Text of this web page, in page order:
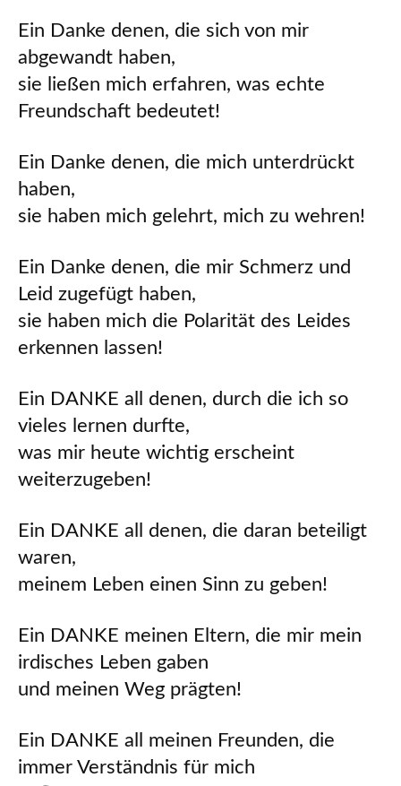
Ein Danke denen, die sich von mir
abgewandt haben,
sie ließen mich erfahren, was echte
Freundschaft bedeutet!
Ein Danke denen, die mich unterdrückt
haben,
sie haben mich gelehrt, mich zu wehren!
Ein Danke denen, die mir Schmerz und
Leid zugefügt haben,
sie haben mich die Polarität des Leides
erkennen lassen!
Ein DANKE all denen, durch die ich so
vieles lernen durfte,
was mir heute wichtig erscheint
weiterzugeben!
Ein DANKE all denen, die daran beteiligt
waren,
meinem Leben einen Sinn zu geben!
Ein DANKE meinen Eltern, die mir mein
irdisches Leben gaben
und meinen Weg prägten!
Ein DANKE all meinen Freunden, die
immer Verständnis für mich